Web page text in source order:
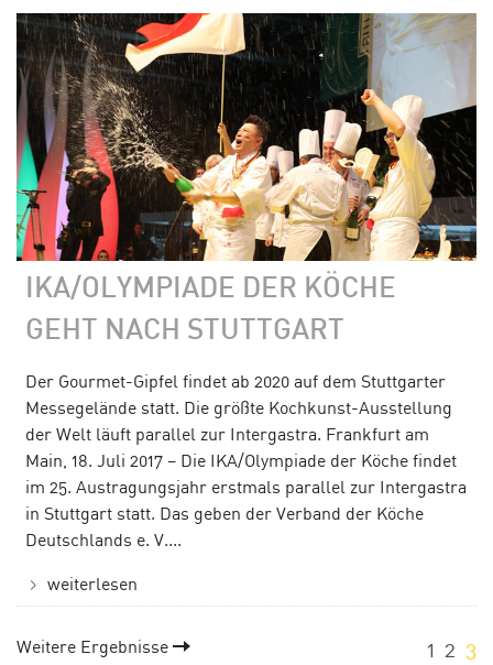
IKA/OLYMPIADE DER KÖCHE
GEHT NACH STUTTGART
Der Gourmet-Gipfel findet ab 2020 auf dem Stuttgarter
Messegelände statt. Die größte Kochkunst-Ausstellung
der Welt läuft parallel zur Intergastra. Frankfurt am
Main, 18. Juli 2017 – Die IKA/Olympiade der Köche findet
im 25. Austragungsjahr erstmals parallel zur Intergastra
in Stuttgart statt. Das geben der Verband der Köche
Deutschlands e. V....
weiterlesen
Weitere Ergebnisse 1 2 3